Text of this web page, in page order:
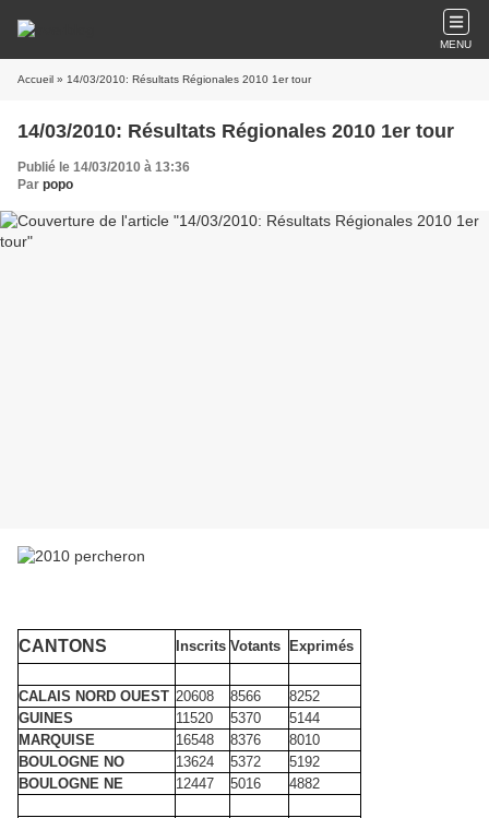
MENU
Accueil » 14/03/2010: Résultats Régionales 2010 1er tour
14/03/2010: Résultats Régionales 2010 1er tour
Publié le 14/03/2010 à 13:36
Par popo
CANTONS Inscrits Votants Exprimés
CALAIS NORD OUEST 20608 8566
8252
GUINES
11520 5370
5144
MARQUISE
16548 8376
8010
BOULOGNE NO
13624 5372
5192
BOULOGNE NE
12447 5016 4882